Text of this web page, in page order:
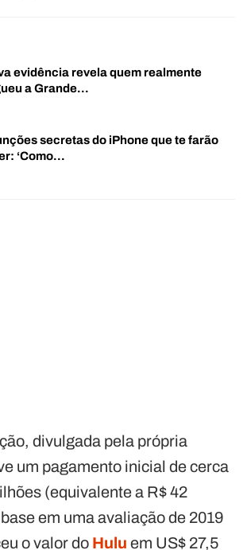
evidência revela quem realmente
a Grande…
secretas do iPhone que te farão
‘Como…
divulgada pela própria
um pagamento inicial de cerca
(equivalente a R$ 42
em uma avaliação de 2019
o valor do Hulu em US$ 27,5